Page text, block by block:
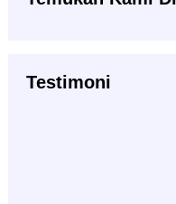
Testimoni